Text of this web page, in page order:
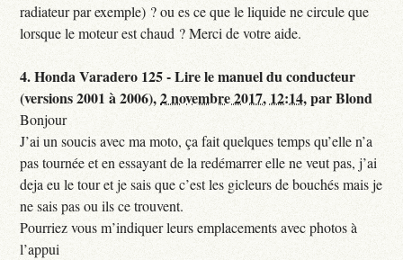
radiateur par exemple) ? ou es ce que le liquide ne circule que
lorsque le moteur est chaud ? Merci de votre aide.
4.Honda Varadero 125 - Lire le manuel du conducteur
(versions 2001 à 2006),2 novembre 2017, 12:14,parBlond
Bonjour
J’ai un soucis avec ma moto, ça fait quelques temps qu’elle n’a
pas tournée et en essayant de la redémarrer elle ne veut pas, j’ai
deja eu le tour et je sais que c’est les gicleurs de bouchés mais je
ne sais pas ou ils ce trouvent.
Pourriez vous m’indiquer leurs emplacements avec photos à
l’appui